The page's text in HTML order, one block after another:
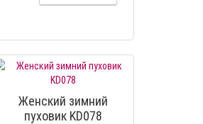
Женский зимний
пуховик KD078